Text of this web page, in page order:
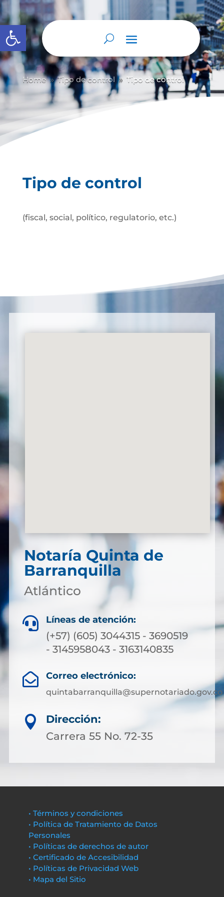
Abrir barra de herramientas
Home 9 Tipo de control 9 Tipo de control
Tipo de control
(fiscal, social, político, regulatorio, etc.)
Notaría Quinta de
Barranquilla
Atlántico
 Líneas de atención:
(+57) (605) 3044315 - 3690519
- 3145958043 - 3163140835
 Correo electrónico:
quintabarranquilla@supernotariado.gov.co

Dirección:
Carrera 55 No. 72-35
• Términos y condiciones
• Política de Tratamiento de Datos
Personales
• Políticas de derechos de autor
• Certificado de Accesibilidad
• Políticas de Privacidad Web
• Mapa del Sitio